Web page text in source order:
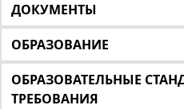
ДОКУМЕНТЫ
ОБРАЗОВАНИЕ
ОБРАЗОВАТЕЛЬНЫЕ
ТРЕБОВАНИЯ